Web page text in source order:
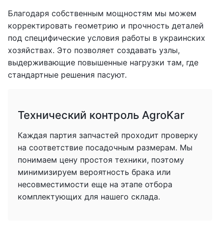
Благодаря собственным мощностям мы можем
корректировать геометрию и прочность деталей
под специфические условия работы в украинских
хозяйствах. Это позволяет создавать узлы,
выдерживающие повышенные нагрузки там, где
стандартные решения пасуют.
Технический контроль AgroKar
Каждая партия запчастей проходит проверку
на соответствие посадочным размерам. Мы
понимаем цену простоя техники, поэтому
минимизируем вероятность брака или
несовместимости еще на этапе отбора
комплектующих для нашего склада.